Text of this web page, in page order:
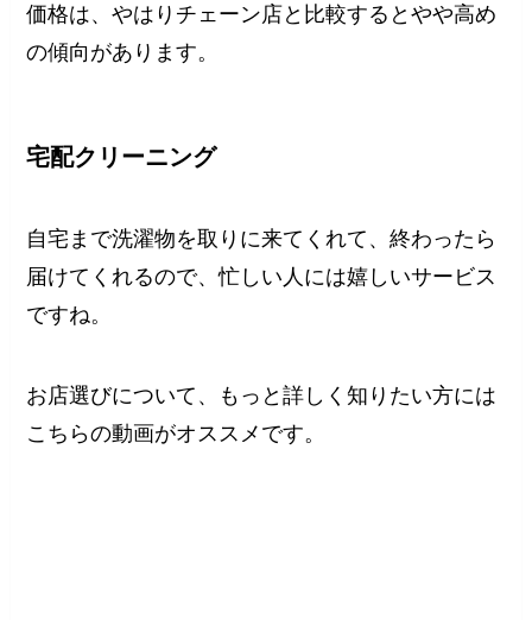
価格は、やはりチェーン店と比較するとやや高め
の傾向があります。
宅配クリーニング
自宅まで洗濯物を取りに来てくれて、終わったら
届けてくれるので、忙しい人には嬉しいサービス
ですね。
お店選びについて、もっと詳しく知りたい方には
こちらの動画がオススメです。